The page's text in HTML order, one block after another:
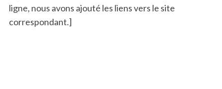
ligne, nous avons ajouté les liens vers le site
correspondant.]